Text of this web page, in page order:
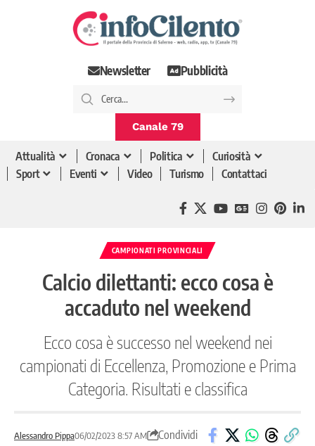
Newsletter Pubblicità
Canale 79
Attualità Cronaca Politica
Curiosità
Sport
Eventi Video Turismo Contattaci
CAMPIONATI PROVINCIALI
Calcio dilettanti: ecco cosa è
accaduto nel weekend
Ecco cosa è successo nel weekend nei
campionati di Eccellenza, Promozione e Prima
Categoria. Risultati e classifica
Alessandro Pippa06/02/2023 8:57 AM Condividi